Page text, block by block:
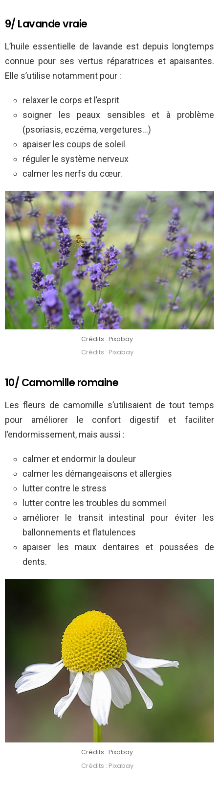
9/ Lavande vraie
L’huile essentielle de lavande est depuis longtemps
connue pour ses vertus réparatrices et apaisantes.
Elle s’utilise notamment pour :
relaxer le corps et l’esprit
soigner les peaux sensibles et à problème
(psoriasis, eczéma, vergetures…)
apaiser les coups de soleil
réguler le système nerveux
calmer les nerfs du cœur.
Crédits : Pixabay
Crédits : Pixabay
10/ Camomille romaine
Les fleurs de camomille s’utilisaient de tout temps
pour améliorer le confort digestif et faciliter
l’endormissement, mais aussi :
calmer et endormir la douleur
calmer les démangeaisons et allergies
lutter contre le stress
lutter contre les troubles du sommeil
améliorer le transit intestinal pour éviter les
ballonnements et flatulences
apaiser les maux dentaires et poussées de
dents.
Crédits : Pixabay
Crédits : Pixabay